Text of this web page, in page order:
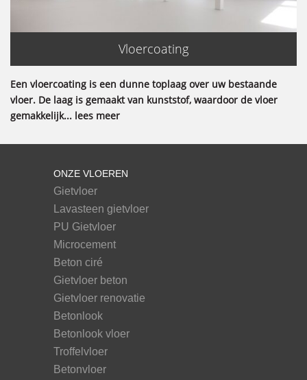
Vloercoating
Een vloercoating is een dunne toplaag over uw bestaande
vloer. De laag is gemaakt van kunststof, waardoor de vloer
gemakkelijk... lees meer
ONZE VLOEREN
Gietvloer
Lavasteen gietvloer
PU Gietvloer
Microcement
Beton ciré
Gietvloer beton
Gietvloer renovatie
Betonlook
Betonlook vloer
Troffelvloer
Betonvloer